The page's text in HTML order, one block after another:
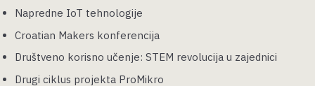
Napredne IoT tehnologije
Croatian Makers konferencija
Društveno korisno učenje: STEM revolucija u zajednici
Drugi ciklus projekta ProMikro